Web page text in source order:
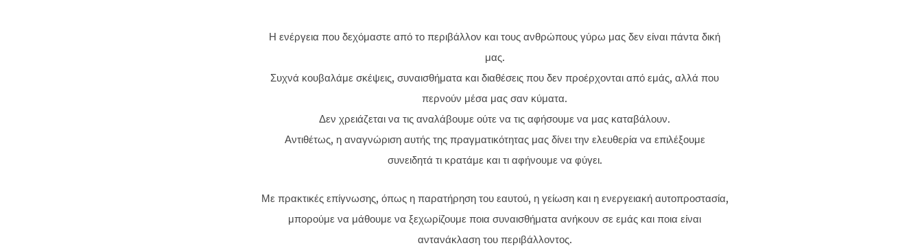
Η ενέργεια που δεχόμαστε από το περιβάλλον και τους ανθρώπους γύρω μας δεν είναι πάντα δική
μας.
Συχνά κουβαλάμε σκέψεις, συναισθήματα και διαθέσεις που δεν προέρχονται από εμάς, αλλά που
περνούν μέσα μας σαν κύματα.
Δεν χρειάζεται να τις αναλάβουμε ούτε να τις αφήσουμε να μας καταβάλουν.
Αντιθέτως, η αναγνώριση αυτής της πραγματικότητας μας δίνει την ελευθερία να επιλέξουμε
συνειδητά τι κρατάμε και τι αφήνουμε να φύγει.
Με πρακτικές επίγνωσης, όπως η παρατήρηση του εαυτού, η γείωση και η ενεργειακή αυτοπροστασία,
μπορούμε να μάθουμε να ξεχωρίζουμε ποια συναισθήματα ανήκουν σε εμάς και ποια είναι
αντανάκλαση του περιβάλλοντος.